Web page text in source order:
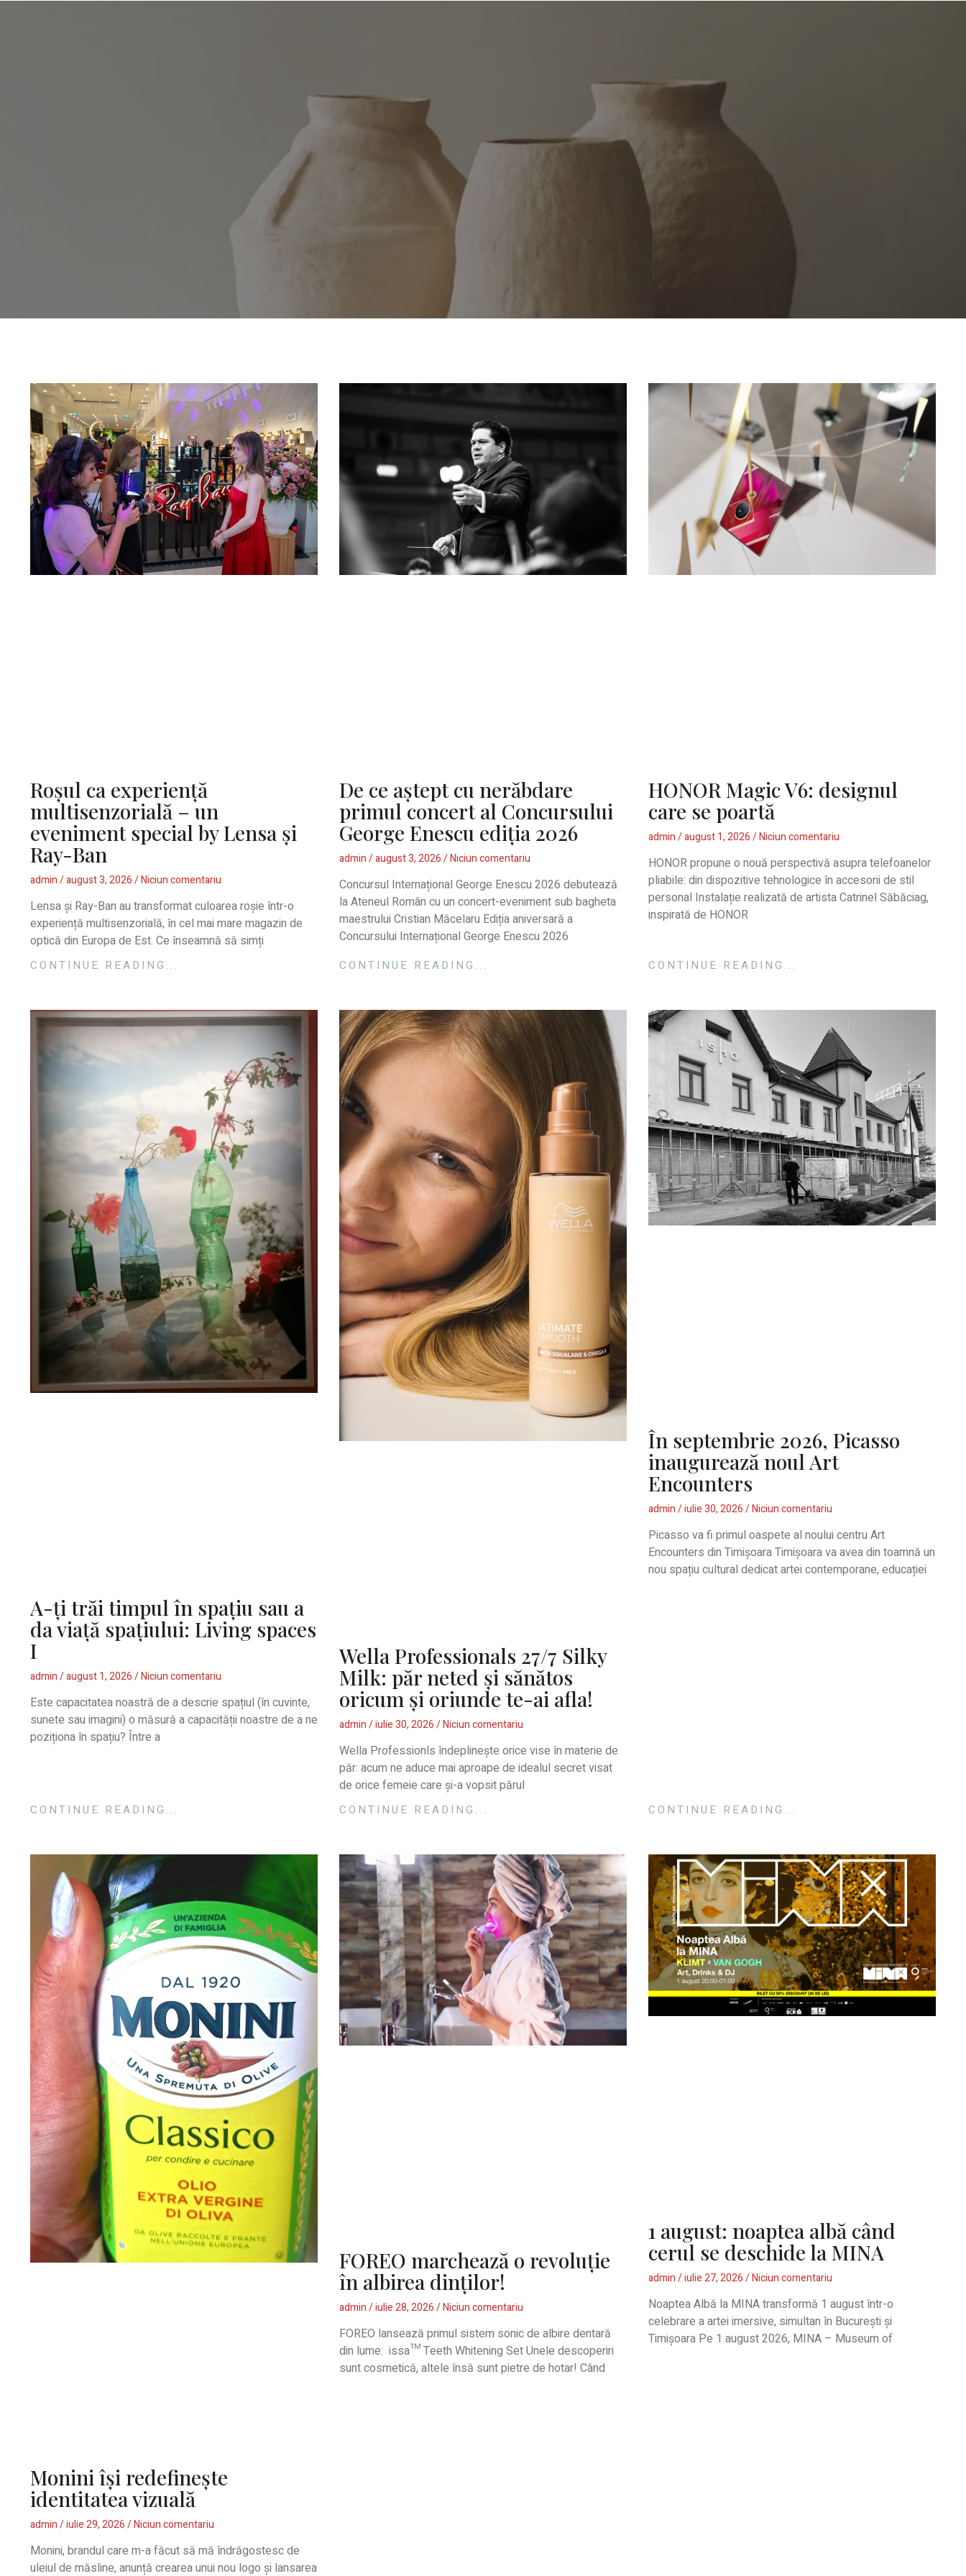
Roșul ca experiență
multisenzorială – un
eveniment special by Lensa și
Ray-Ban
admin august 3, 2026 Niciun comentariu
Lensa și Ray-Ban au transformat culoarea roșie într-o
experiență multisenzorială, în cel mai mare magazin de
optică din Europa de Est. Ce înseamnă să simți
CONTINUE READING...
De ce aștept cu nerăbdare
primul concert al Concursului
George Enescu ediția 2026
admin august 3, 2026 Niciun comentariu
Concursul Internațional George Enescu 2026 debutează
la Ateneul Român cu un concert-eveniment sub bagheta
maestrului Cristian Măcelaru Ediția aniversară a
Concursului Internațional George Enescu 2026
CONTINUE READING...
HONOR Magic V6: designul
care se poartă
admin august 1, 2026 Niciun comentariu
HONOR propune o nouă perspectivă asupra telefoanelor
pliabile: din dispozitive tehnologice în accesorii de stil
personal Instalație realizată de artista Catrinel Săbăciag,
inspirată de HONOR
CONTINUE READING...
A-ți trăi timpul în spațiu sau a
da viață spațiului: Living spaces
I
admin august 1, 2026 Niciun comentariu
Este capacitatea noastră de a descrie spațiul (în cuvinte,
sunete sau imagini) o măsură a capacității noastre de a ne
poziționa în spațiu? Între a
CONTINUE READING...
Wella Professionals 27/7 Silky
Milk: păr neted și sănătos
oricum și oriunde te-ai afla!
admin iulie 30, 2026 Niciun comentariu
Wella Professionls îndeplinește orice vise în materie de
păr: acum ne aduce mai aproape de idealul secret visat
de orice femeie care și-a vopsit părul
CONTINUE READING...
În septembrie 2026, Picasso
inaugurează noul Art
Encounters
admin iulie 30, 2026 Niciun comentariu
Picasso va fi primul oaspete al noului centru Art
Encounters din Timișoara Timișoara va avea din toamnă un
nou spațiu cultural dedicat artei contemporane, educației
CONTINUE READING...
Monini îşi redefinește
identitatea vizuală
admin iulie 29, 2026 Niciun comentariu
Monini, brandul care m-a făcut să mă îndrăgostesc de
uleiul de măsline, anunță crearea unui nou logo şi lansarea
FOREO marchează o revoluție
în albirea dinților!
admin iulie 28, 2026 Niciun comentariu
FOREO lansează primul sistem sonic de albire dentară
din lume: issa™ Teeth Whitening Set Unele descoperiri
sunt cosmetică, altele însă sunt pietre de hotar! Când
1 august: noaptea albă când
cerul se deschide la MINA
admin iulie 27, 2026 Niciun comentariu
Noaptea Albă la MINA transformă 1 august într-o
celebrare a artei imersive, simultan în București și
Timișoara Pe 1 august 2026, MINA – Museum of